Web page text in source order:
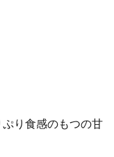
り食感のもつの甘